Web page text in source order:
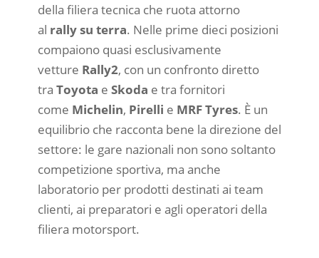
della filiera tecnica che ruota attorno
al rally su terra. Nelle prime dieci posizioni
compaiono quasi esclusivamente
vetture Rally2, con un confronto diretto
tra Toyota e Skoda e tra fornitori
come Michelin, Pirelli e MRF Tyres. È un
equilibrio che racconta bene la direzione del
settore: le gare nazionali non sono soltanto
competizione sportiva, ma anche
laboratorio per prodotti destinati ai team
clienti, ai preparatori e agli operatori della
filiera motorsport.